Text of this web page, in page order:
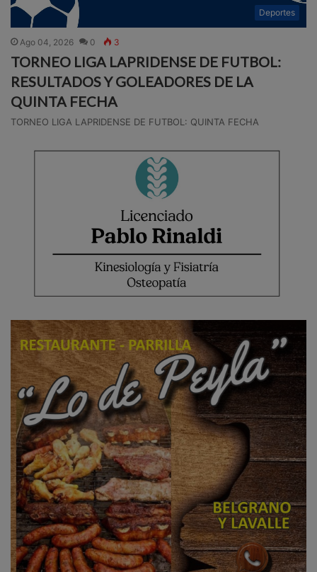
Deportes
Ago 04, 2026 0 3
TORNEO LIGA LAPRIDENSE DE FUTBOL:
RESULTADOS Y GOLEADORES DE LA
QUINTA FECHA
TORNEO LIGA LAPRIDENSE DE FUTBOL: QUINTA FECHA